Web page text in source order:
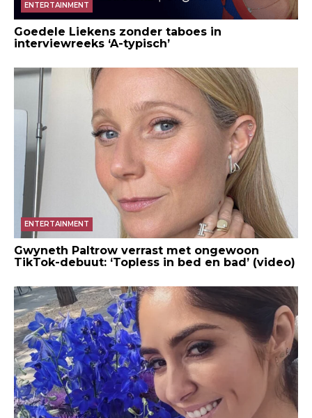
ENTERTAINMENT
Goedele Liekens zonder taboes in
interviewreeks ‘A-typisch’
ENTERTAINMENT
Gwyneth Paltrow verrast met ongewoon
TikTok-debuut: ‘Topless in bed en bad’ (video)